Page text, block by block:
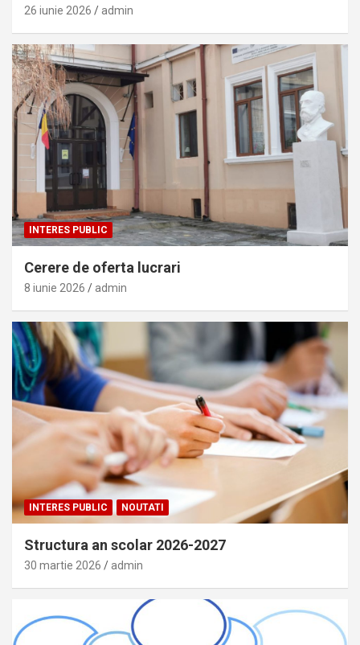
26 iunie 2026 admin
INTERES PUBLIC
Cerere de oferta lucrari
8 iunie 2026 admin
INTERES PUBLIC NOUTATI
Structura an scolar 2026-2027
30 martie 2026 admin